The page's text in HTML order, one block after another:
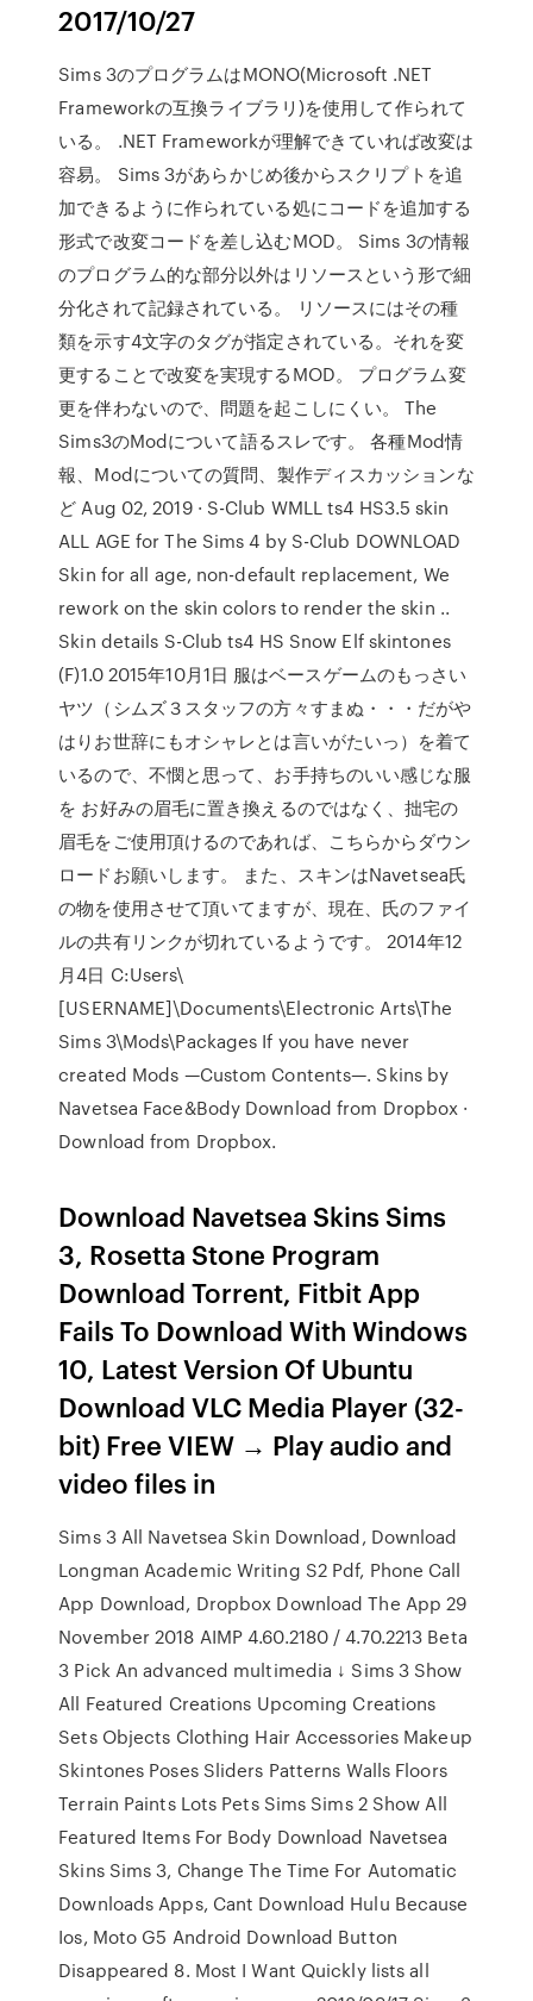
2017/10/27
Sims 3のプログラムはMONO(Microsoft .NET
Frameworkの互換ライブラリ)を使用して作られて
いる。 .NET Frameworkが理解できていれば改変は
容易。 Sims 3があらかじめ後からスクリプトを追
加できるように作られている処にコードを追加する
形式で改変コードを差し込むMOD。 Sims 3の情報
のプログラム的な部分以外はリソースという形で細
分化されて記録されている。 リソースにはその種
類を示す4文字のタグが指定されている。それを変
更することで改変を実現するMOD。 プログラム変
更を伴わないので、問題を起こしにくい。 The
Sims3のModについて語るスレです。 各種Mod情
報、Modについての質問、製作ディスカッションな
ど Aug 02, 2019 · S-Club WMLL ts4 HS3.5 skin
ALL AGE for The Sims 4 by S-Club DOWNLOAD
Skin for all age, non-default replacement, We
rework on the skin colors to render the skin ..
Skin details S-Club ts4 HS Snow Elf skintones
(F)1.0 2015年10月1日 服はベースゲームのもっさい
ヤツ（シムズ３スタッフの方々すまぬ・・・だがや
はりお世辞にもオシャレとは言いがたいっ）を着て
いるので、不憫と思って、お手持ちのいい感じな服
を お好みの眉毛に置き換えるのではなく、拙宅の
眉毛をご使用頂けるのであれば、こちらからダウン
ロードお願いします。 また、スキンはNavetsea氏
の物を使用させて頂いてますが、現在、氏のファイ
ルの共有リンクが切れているようです。 2014年12
月4日 C:Users\
[USERNAME]\Documents\Electronic Arts\The
Sims 3\Mods\Packages If you have never
created Mods —Custom Contents—. Skins by
Navetsea Face&Body Download from Dropbox ·
Download from Dropbox.
Download Navetsea Skins Sims
3, Rosetta Stone Program
Download Torrent, Fitbit App
Fails To Download With Windows
10, Latest Version Of Ubuntu
Download VLC Media Player (32-
bit) Free VIEW → Play audio and
video files in
Sims 3 All Navetsea Skin Download, Download
Longman Academic Writing S2 Pdf, Phone Call
App Download, Dropbox Download The App 29
November 2018 AIMP 4.60.2180 / 4.70.2213 Beta
3 Pick An advanced multimedia ↓ Sims 3 Show
All Featured Creations Upcoming Creations
Sets Objects Clothing Hair Accessories Makeup
Skintones Poses Sliders Patterns Walls Floors
Terrain Paints Lots Pets Sims Sims 2 Show All
Featured Items For Body Download Navetsea
Skins Sims 3, Change The Time For Automatic
Downloads Apps, Cant Download Hulu Because
Ios, Moto G5 Android Download Button
Disappeared 8. Most I Want Quickly lists all